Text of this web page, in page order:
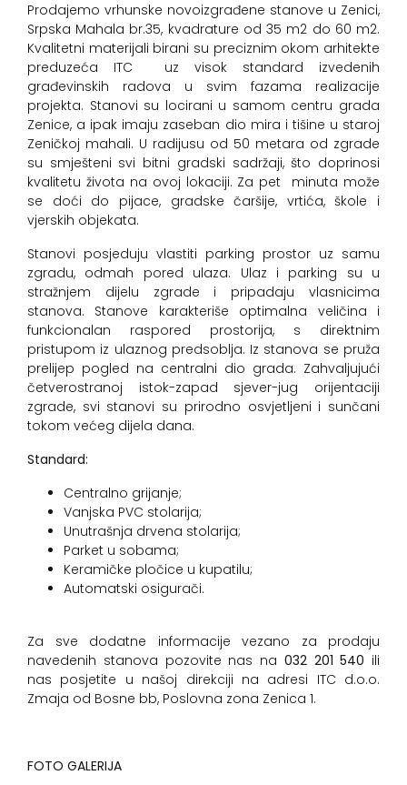
Prodajemo vrhunske novoizgrađene stanove u Zenici,
Srpska Mahala br.35, kvadrature od 35 m2 do 60 m2.
Kvalitetni materijali birani su preciznim okom arhitekte
preduzeća ITC uz visok standard izvedenih
građevinskih radova u svim fazama realizacije
projekta. Stanovi su locirani u samom centru grada
Zenice, a ipak imaju zaseban dio mira i tišine u staroj
Zeničkoj mahali. U radijusu od 50 metara od zgrade
su smješteni svi bitni gradski sadržaji, što doprinosi
kvalitetu života na ovoj lokaciji. Za pet minuta može
se doći do pijace, gradske čaršije, vrtića, škole i
vjerskih objekata.
Stanovi posjeduju vlastiti parking prostor uz samu
zgradu, odmah pored ulaza. Ulaz i parking su u
stražnjem dijelu zgrade i pripadaju vlasnicima
stanova. Stanove karakteriše optimalna veličina i
funkcionalan raspored prostorija, s direktnim
pristupom iz ulaznog predsoblja. Iz stanova se pruža
prelijep pogled na centralni dio grada. Zahvaljujući
četverostranoj istok-zapad sjever-jug orijentaciji
zgrade, svi stanovi su prirodno osvjetljeni i sunčani
tokom većeg dijela dana.
Standard:
Centralno grijanje;
Vanjska PVC stolarija;
Unutrašnja drvena stolarija;
Parket u sobama;
Keramičke pločice u kupatilu;
Automatski osigurači.
Za sve dodatne informacije vezano za prodaju
navedenih stanova pozovite nas na 032 201 540 ili
nas posjetite u našoj direkciji na adresi ITC d.o.o.
Zmaja od Bosne bb, Poslovna zona Zenica 1.
FOTO GALERIJA